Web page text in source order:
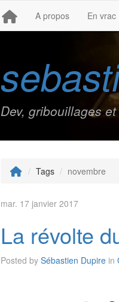
A propos En vrac
Dev, gribouillages
Tags novembre
mar. 17 janvier 2017
La révolte
Posted by Sébastien Dupire in